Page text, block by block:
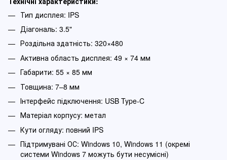
Тип дисплея: IPS
Діагональ: 3.5"
Роздільна здатність: 320×480
Активна область дисплея: 49 × 74 мм
Габарити: 55 × 85 мм
Товщина: 7–8 мм
Інтерфейс підключення: USB Type-C
Матеріал корпусу: метал
Кути огляду: повний IPS
Підтримувані ОС: Windows 10, Windows 11 (окремі
системи Windows 7 можуть бути несумісні)